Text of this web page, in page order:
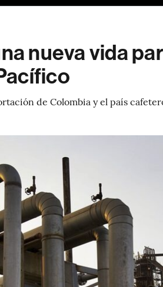
nueva vida
de Colombia y el país